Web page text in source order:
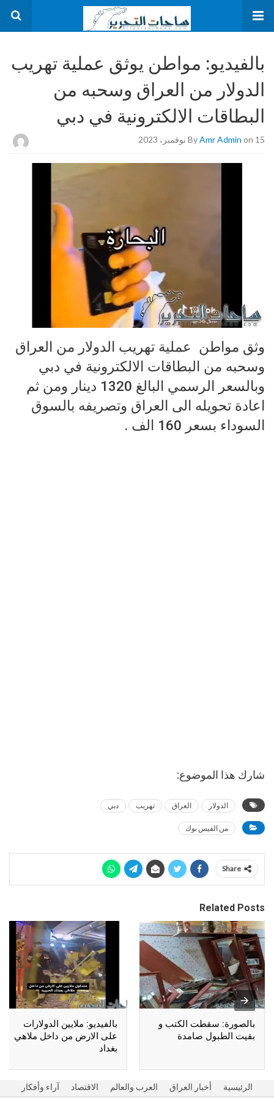
بالفيديو: مواطن يوثق عملية تهريب
الدولار من العراق وسحبه من
البطاقات الالكترونية في دبي
ByAmr Admin on 15 نوفمبر، 2023
وثق مواطن عملية تهريب الدولار من العراق
وسحبه من البطاقات الالكترونية في دبي
وبالسعر الرسمي البالغ 1320 دينار ومن ثم
اعادة تحويله الى العراق وتصريفه بالسوق
السوداء بسعر 160 الف .
شارك هذا الموضوع:
الدولار العراق تهريب دبي
من الفيس بوك
Share
Related Posts
بالصورة: سقطت الكتب و
بقيت الطبول صامدة
بالفيديو: ملايين الدولارات
على الارض من داخل ملاهي
بغداد
الرئيسية أخبار العراق العرب والعالم الاقتصاد آراء وأفكار